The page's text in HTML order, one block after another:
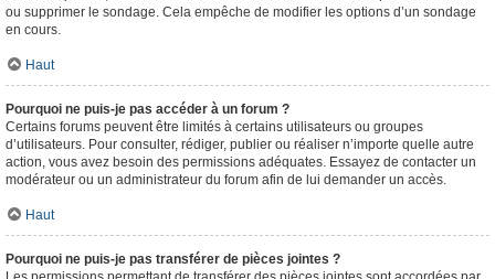
ou supprimer le sondage. Cela empêche de modifier les options d’un sondage
en cours.
Haut
Pourquoi ne puis-je pas accéder à un forum ?
Certains forums peuvent être limités à certains utilisateurs ou groupes
d’utilisateurs. Pour consulter, rédiger, publier ou réaliser n’importe quelle autre
action, vous avez besoin des permissions adéquates. Essayez de contacter un
modérateur ou un administrateur du forum afin de lui demander un accès.
Haut
Pourquoi ne puis-je pas transférer de pièces jointes ?